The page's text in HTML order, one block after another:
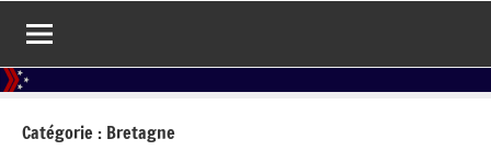
Catégorie : Bretagne